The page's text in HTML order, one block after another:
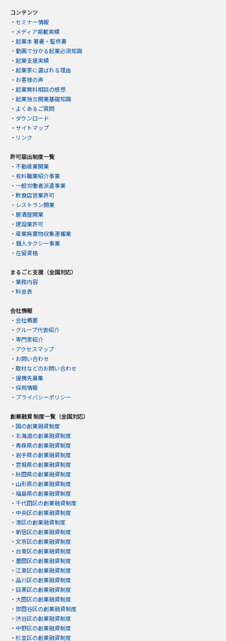
コンテンツ
・ セミナー情報
・ メディア掲載実績
・ 起業本 著書・監修書
・ 動画で分かる起業必須知識
・ 起業支援実績
・ 起業家に選ばれる理由
・ お客様の声
・ 起業無料相談の感想
・ 起業独立開業基礎知識
・ よくあるご質問
・ ダウンロード
・ サイトマップ
・ リンク
許可届出制度一覧
・ 不動産業開業
・ 有料職業紹介事業
・ 一般労働者派遣事業
・ 飲食店営業許可
・ レストラン開業
・ 居酒屋開業
・ 建設業許可
・ 産業廃棄物収集運搬業
・ 個人タクシー事業
・ 在留資格
まるごと支援（全国対応）
・ 業務内容
・ 料金表
会社情報
・ 会社概要
・ グループ代表紹介
・ 専門家紹介
・ アクセスマップ
・ お問い合わせ
・ 取材などのお問い合わせ
・ 提携先募集
・ 採用情報
・ プライバシーポリシー
創業融資 制度一覧（全国対応）
・ 国の創業融資制度
・ 北海道の創業融資制度
・ 青森県の創業融資制度
・ 岩手県の創業融資制度
・ 宮城県の創業融資制度
・ 秋田県の創業融資制度
・ 山形県の創業融資制度
・ 福島県の創業融資制度
・ 千代田区の創業融資制度
・ 中央区の創業融資制度
・ 港区の創業融資制度
・ 新宿区の創業融資制度
・ 文京区の創業融資制度
・ 台東区の創業融資制度
・ 墨田区の創業融資制度
・ 江東区の創業融資制度
・ 品川区の創業融資制度
・ 目黒区の創業融資制度
・ 大田区の創業融資制度
・ 世田谷区の創業融資制度
・ 渋谷区の創業融資制度
・ 中野区の創業融資制度
・ 杉並区の創業融資制度